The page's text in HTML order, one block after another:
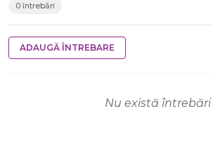
0 întrebări
ADAUGĂ ÎNTREBARE
Nu există întrebări